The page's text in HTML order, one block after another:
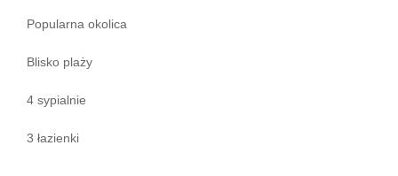
Popularna okolica
Blisko plaży
4 sypialnie
3 łazienki